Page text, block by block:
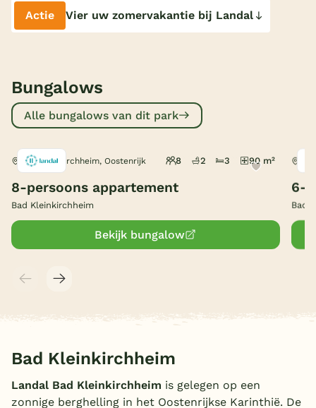
Bestemmingen
Texel
Limburg
Duitsland
België
Actie Vier uw zomervakantie bij Landal
Bungalows
Alle bungalows van dit park
Bad Kleinkirchheim, Oostenrijk 8 2 3 90 m²
8-persoons appartement
Bad Kleinkirchheim
Bekijk bungalow
6-
Bad
Bad Kleinkirchheim
Landal Bad Kleinkirchheim is gelegen op een
zonnige berghelling in het Oostenrijkse Karinthië. De